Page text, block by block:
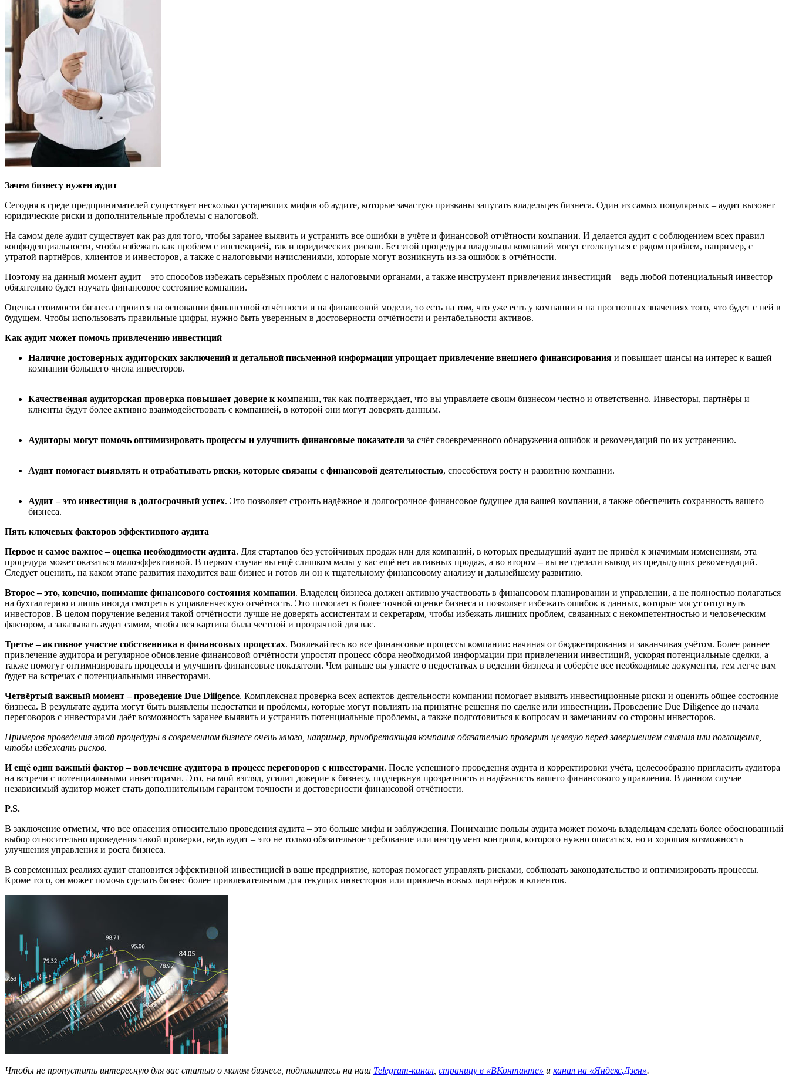
Зачем бизнесу нужен аудит
Сегодня в среде предпринимателей существует несколько устаревших мифов об аудите, которые зачастую призваны запугать владельцев бизнеса. Один из самых популярных – аудит вызовет
юридические риски и дополнительные проблемы с налоговой.
На самом деле аудит существует как раз для того, чтобы заранее выявить и устранить все ошибки в учёте и финансовой отчётности компании. И делается аудит с соблюдением всех правил
конфиденциальности, чтобы избежать как проблем с инспекцией, так и юридических рисков. Без этой процедуры владельцы компаний могут столкнуться с рядом проблем, например, с
утратой партнёров, клиентов и инвесторов, а также с налоговыми начислениями, которые могут возникнуть из-за ошибок в отчётности.
Поэтому на данный момент аудит – это способов избежать серьёзных проблем с налоговыми органами, а также инструмент привлечения инвестиций – ведь любой потенциальный инвестор
обязательно будет изучать финансовое состояние компании.
Оценка стоимости бизнеса строится на основании финансовой отчётности и на финансовой модели, то есть на том, что уже есть у компании и на прогнозных значениях того, что будет с ней в
будущем. Чтобы использовать правильные цифры, нужно быть уверенным в достоверности отчётности и рентабельности активов.
Как аудит может помочь привлечению инвестиций
Наличие достоверных аудиторских заключений и детальной письменной информации упрощает привлечение внешнего финансирования и повышает шансы на интерес к вашей
компании большего числа инвесторов.
Качественная аудиторская проверка повышает доверие к компании, так как подтверждает, что вы управляете своим бизнесом честно и ответственно. Инвесторы, партнёры и
клиенты будут более активно взаимодействовать с компанией, в которой они могут доверять данным.
Аудиторы могут помочь оптимизировать процессы и улучшить финансовые показатели за счёт своевременного обнаружения ошибок и рекомендаций по их устранению.
Аудит помогает выявлять и отрабатывать риски, которые связаны с финансовой деятельностью, способствуя росту и развитию компании.
Аудит – это инвестиция в долгосрочный успех. Это позволяет строить надёжное и долгосрочное финансовое будущее для вашей компании, а также обеспечить сохранность вашего
бизнеса.
Пять ключевых факторов эффективного аудита
Первое и самое важное – оценка необходимости аудита. Для стартапов без устойчивых продаж или для компаний, в которых предыдущий аудит не привёл к значимым изменениям, эта
процедура может оказаться малоэффективной. В первом случае вы ещё слишком малы у вас ещё нет активных продаж, а во втором–вы не сделали вывод из предыдущих рекомендаций.
Следует оценить, на каком этапе развития находится ваш бизнес и готов ли он к тщательному финансовому анализу и дальнейшему развитию.
Второе – это, конечно, понимание финансового состояния компании. Владелец бизнеса должен активно участвовать в финансовом планировании и управлении, а не полностью полагаться
на бухгалтерию и лишь иногда смотреть в управленческую отчётность. Это помогает в более точной оценке бизнеса и позволяет избежать ошибок в данных, которые могут отпугнуть
инвесторов. В целом поручение ведения такой отчётности лучше не доверять ассистентам и секретарям, чтобы избежать лишних проблем, связанных с некомпетентностью и человеческим
фактором, а заказывать аудит самим, чтобы вся картина была честной и прозрачной для вас.
Третье – активное участие собственника в финансовых процессах. Вовлекайтесь во все финансовые процессы компании: начиная от бюджетирования и заканчивая учётом. Более раннее
привлечение аудитора и регулярное обновление финансовой отчётности упростят процесс сбора необходимой информации при привлечении инвестиций, ускоряя потенциальные сделки, а
также помогут оптимизировать процессы и улучшить финансовые показатели. Чем раньше вы узнаете о недостатках в ведении бизнеса и соберёте все необходимые документы, тем легче вам
будет на встречах с потенциальными инвесторами.
Четвёртый важный момент – проведение Due Diligence. Комплексная проверка всех аспектов деятельности компании помогает выявить инвестиционные риски и оценить общее состояние
бизнеса. В результате аудита могут быть выявлены недостатки и проблемы, которые могут повлиять на принятие решения по сделке или инвестиции. Проведение Due Diligence до начала
переговоров с инвесторами даёт возможность заранее выявить и устранить потенциальные проблемы, а также подготовиться к вопросам и замечаниям со стороны инвесторов.
Примеров проведения этой процедуры в современном бизнесе очень много, например, приобретающая компания обязательно проверит целевую перед завершением слияния или поглощения,
чтобы избежать рисков.
Иещё один важный фактор –вовлечение аудитора в процесс переговоров с инвесторами. После успешного проведения аудита и корректировки учёта, целесообразно пригласить аудитора
на встречи с потенциальными инвесторами. Это, на мой взгляд, усилит доверие к бизнесу, подчеркнув прозрачность и надёжность вашего финансового управления. В данном случае
независимый аудитор может стать дополнительным гарантом точности и достоверности финансовой отчётности.
P.S.
В заключение отметим, что все опасения относительно проведения аудита – это больше мифы и заблуждения. Понимание пользы аудита может помочь владельцам сделать более обоснованный
выбор относительно проведения такой проверки, ведь аудит – это не только обязательное требование или инструмент контроля, которого нужно опасаться, но и хорошая возможность
улучшения управления и роста бизнеса.
В современных реалиях аудит становится эффективной инвестицией в ваше предприятие, которая помогает управлять рисками, соблюдать законодательство и оптимизировать процессы.
Кроме того, он может помочь сделать бизнес более привлекательным для текущих инвесторов или привлечь новых партнёров и клиентов.
Чтобы не пропустить интересную для вас статью о малом бизнесе, подпишитесь на наш Telegram-канал страницу в «ВКонтакте» и канал на «Яндекс.Дзен».